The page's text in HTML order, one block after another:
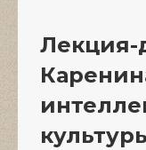
Лекция-